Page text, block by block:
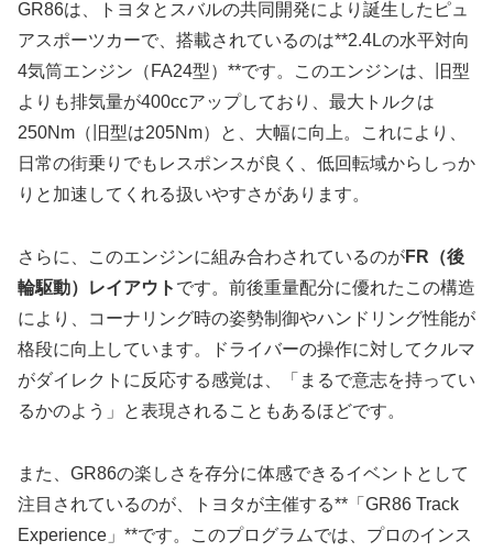
GR86は、トヨタとスバルの共同開発により誕生したピュ
アスポーツカーで、搭載されているのは**2.4Lの水平対向
4気筒エンジン（FA24型）**です。このエンジンは、旧型
よりも排気量が400ccアップしており、最大トルクは
250Nm（旧型は205Nm）と、大幅に向上。これにより、
日常の街乗りでもレスポンスが良く、低回転域からしっか
りと加速してくれる扱いやすさがあります。
さらに、このエンジンに組み合わされているのがFR（後
輪駆動）レイアウト です。前後重量配分に優れたこの構造
により、コーナリング時の姿勢制御やハンドリング性能が
格段に向上しています。ドライバーの操作に対してクルマ
がダイレクトに反応する感覚は、「まるで意志を持ってい
るかのよう」と表現されることもあるほどです。
また、GR86の楽しさを存分に体感できるイベントとして
注目されているのが、トヨタが主催する**「GR86 Track
Experience」**です。このプログラムでは、プロのインス